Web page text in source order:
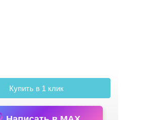
Купить в 1 клик